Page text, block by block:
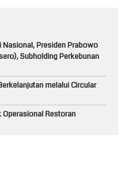
Nasional, Presiden Prabowo
Subholding Perkebunan
melalui Circular
Operasional Restoran